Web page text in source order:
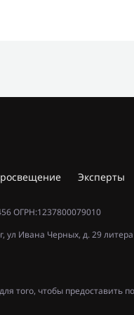
Эксперты
ОГРН:1237800079010
ул Ивана Черных, д. 29
того, чтобы предоставить